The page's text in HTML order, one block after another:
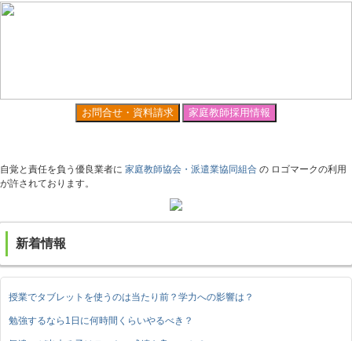
お問合せ・資料請求 家庭教師採用情報
自覚と責任を負う優良業者に 家庭教師協会・派遣業協同組合 の ロゴマークの利用
が許されております。
新着情報
授業でタブレットを使うのは当たり前？学力への影響は？
勉強するなら1日に何時間くらいやるべき？